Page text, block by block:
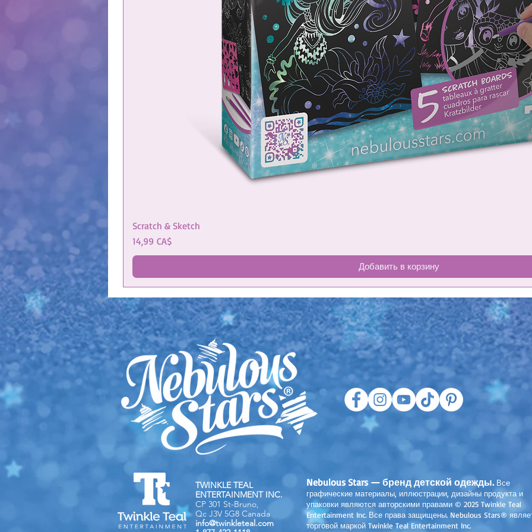
Scratch & Sketch
Цена
14,99 CA$
Добавить в корзину
TWINKLE TEAL
ENTERTAINMENT INC.
CP 301 St-Bruno,
Qc J3V 5G8 Canada
info@twinkleteal.com
Nebulous Stars — бренд детской одежды. Все
графические материалы, иллюстрации, дизайны продукта и
упаковки являются авторскими правами © 2025 Twinkle Teal
Entertainment Inc. Все права защищены. Nebulous Stars®
торговой маркой Twinkle Teal Entertainment Inc.